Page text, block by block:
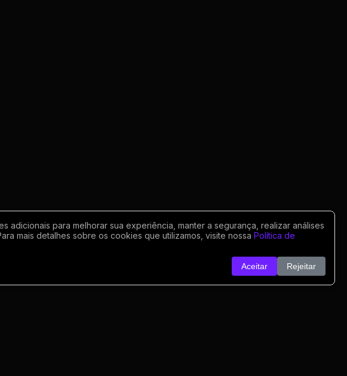
para melhorar sua experiência, manter a segurança, realizar análises
mais detalhes sobre os cookies que utilizamos, visite nossa Política de
Aceitar Rejeitar